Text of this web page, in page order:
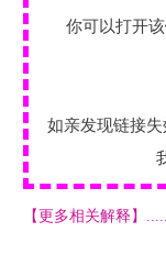
你可以打开
如亲发现链接
【更多相关解释】